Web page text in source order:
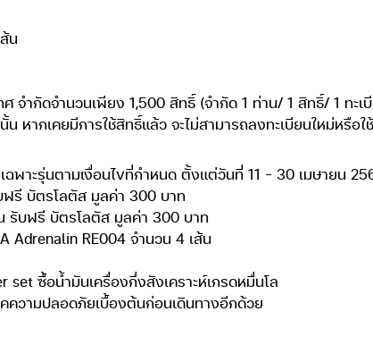
น
จำกัดจำนวนเพียง 1,500 สิทธิ์ (จำกัด 1 ท่าน/ 1 สิทธิ์/ 1 ทะ
หากเคยมีการใช้สิทธิ์แล้ว จะไม่สามารถลงทะเบียนใหม่หรือใ
พาะรุ่นตามเงื่อนไขที่กำหนด ตั้งแต่วันที่ 11 – 30 เมษายน
ฟรี บัตรโลตัส มูลค่า 300 บาท
รับฟรี บัตรโลตัส มูลค่า 300 บาท
Adrenalin RE004 จำนวน 4 เส้น
ซื้อน้ำมันเครื่องกึ่งสังเคราะห์เกรดหมื่นโล
ความปลอดภัยเบื้องต้นก่อนเดินทางอีกด้วย